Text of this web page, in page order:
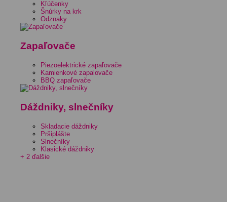
Kľúčenky
Šnúrky na krk
Odznaky
Zapaľovače
Piezoelektrické zapaľovače
Kamienkové zapalovače
BBQ zapaľovače
Dáždniky, slnečníky
Skladacie dáždniky
Pršiplášte
Slnečníky
Klasické dáždniky
+ 2 ďalšie